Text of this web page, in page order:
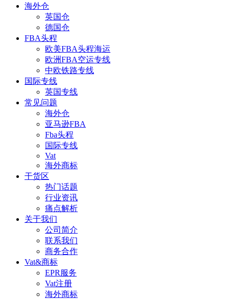
海外仓
英国仓
德国仓
FBA头程
欧美FBA头程海运
欧洲FBA空运专线
中欧铁路专线
国际专线
英国专线
常见问题
海外仓
亚马逊FBA
Fba头程
国际专线
Vat
海外商标
干货区
热门话题
行业资讯
痛点解析
关于我们
公司简介
联系我们
商务合作
Vat&商标
EPR服务
Vat注册
海外商标